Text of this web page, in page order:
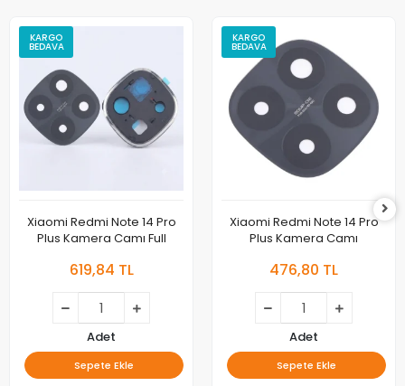
KARGO
BEDAVA
Xiaomi Redmi Note 14 Pro
Plus Kamera Camı Full
619,84 TL
Adet
Sepete Ekle
KARGO
BEDAVA
Xiaomi Redmi Note 14 Pro
Plus Kamera Camı
476,80 TL
Adet
Sepete Ekle